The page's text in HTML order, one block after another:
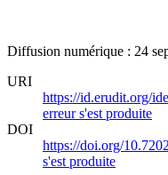
Diffusion numérique : 24
URI
https://id.erudit.org/
erreur s'est produite
DOI
https://doi.org/
s'est produite